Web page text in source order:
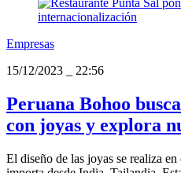
Empresas
15/12/2023
22:56
Peruana Bohoo
con joyas y explora
El diseño de las joyas se realiza